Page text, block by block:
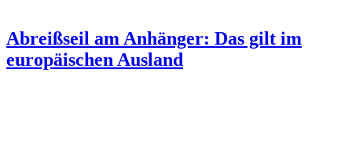
Abreißseil am Anhänger: Das gilt im
europäischen Ausland